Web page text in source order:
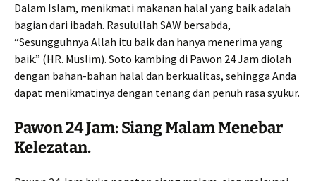
Dalam Islam, menikmati makanan halal yang baik adalah
bagian dari ibadah. Rasulullah SAW bersabda,
“Sesungguhnya Allah itu baik dan hanya menerima yang
baik.” (HR. Muslim). Soto kambing di Pawon 24 Jam diolah
dengan bahan-bahan halal dan berkualitas, sehingga Anda
dapat menikmatinya dengan tenang dan penuh rasa syukur.
Pawon 24 Jam: Siang Malam Menebar
Kelezatan.